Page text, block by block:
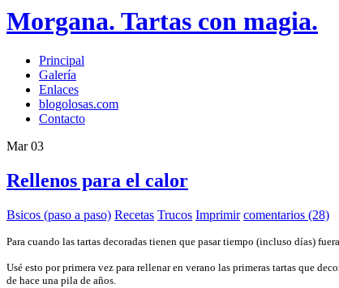
Morgana. Tartas con magia.
Principal
Galería
Enlaces
blogolosas.com
Contacto
Mar 03
Rellenos para el calor
Bsicos (paso a paso) Recetas Trucos Imprimir comentarios (28)
Para cuando las tartas decoradas tienen que pasar tiempo (incluso días)
Usé esto por primera vez para rellenar en verano las primeras tartas que
de hace una pila de años.